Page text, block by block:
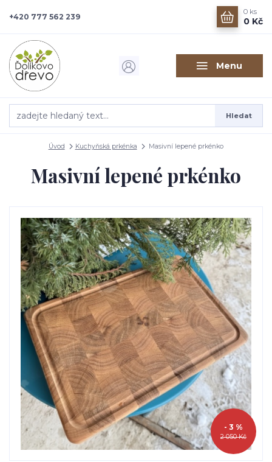
Menu
Hledat
+420 777 562 239
0 ks
0 Kč
Úvod Kuchyňská prkénka Masivní lepené prkénko
Masivní lepené prkénko
2 050 Kč
- 3 %